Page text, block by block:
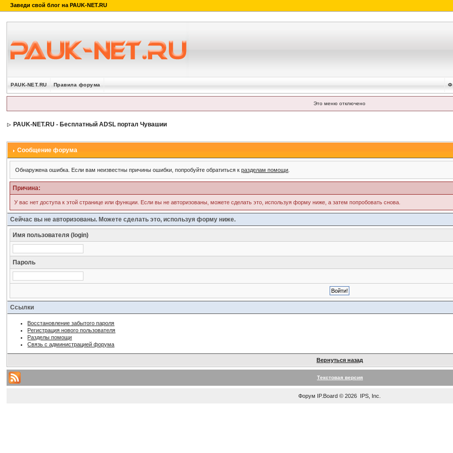
PAUK-NET.RU Правила форума
Это меню отключено
PAUK-NET.RU - Бесплатный ADSL портал Чувашии
Сообщение форума
Обнаружена ошибка. Если вам неизвестны причины ошибки, попробуйте обратиться кразделам помощи
Причина:
У вас нет доступа к этой странице или функции. Если вы не авторизованы, можете сделать это, используя форму ниже, а затем попробовать снова.
Сейчас вы не авторизованы. Можете сделать это, используя форму ниже.
Имя пользователя (login)
Пароль
Ссылки
Восстановление забытого пароля
Регистрация нового пользователя
Разделы помощи
Связь с администрацией форума
Вернуться назад
Текстовая версия
Форум IP.Board © 2026 IPS, Inc